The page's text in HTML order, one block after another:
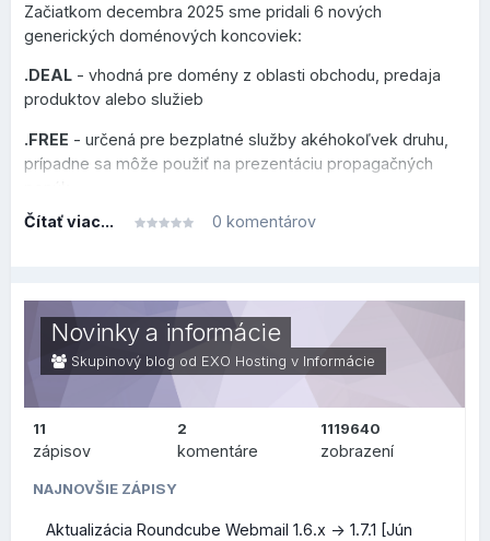
Začiatkom decembra 2025 sme pridali 6 nových
generických doménových koncoviek:
.DEAL - vhodná pre domény z oblasti obchodu, predaja
produktov alebo služieb
.FREE - určená pre bezplatné služby akéhokoľvek druhu,
prípadne sa môže použiť na prezentáciu propagačných
.HOT - venovaná novým trendom, hudbe, cestovaniu či
blogy alebo prezentácie vo francúzskom jazyku
.NOW - sila prítomnému okamihu na povzbudenie k
okamžitej akcii
platformy špecializované na turistické miesta alebo
podujatia
cenách, ich prehľad nájdete natejto stránke. Akciové ceny
Čítať viac... 0 komentárov
Novinky a informácie
Skupinový blog od EXO Hosting v Informácie
11
zápisov
2
komentáre
1119640
zobrazení
NAJNOVŠIE ZÁPISY
Aktualizácia Roundcube Webmail 1.6.x -> 1.7.1 [Jún